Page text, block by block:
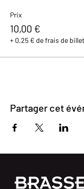
Prix
10,00 €
+ 0,25 € de frais de
Partager cet